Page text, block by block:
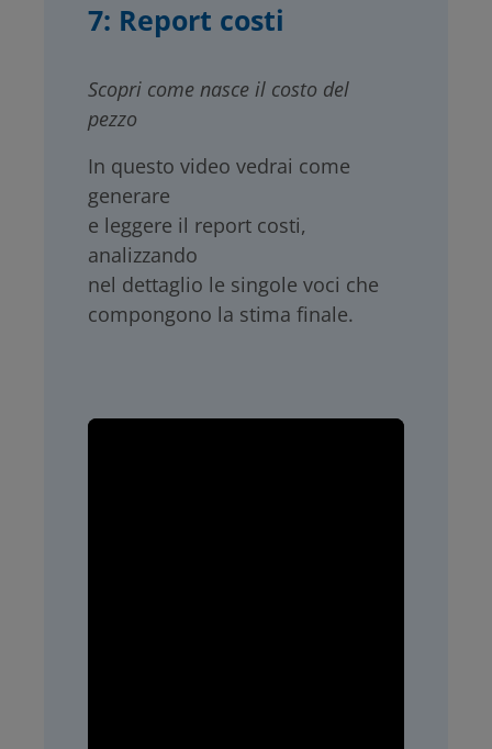
7: Report costi
Scopri come nasce il costo del
pezzo
In questo video vedrai come
generare
e leggere il report costi,
analizzando
nel dettaglio le singole voci che
compongono la stima finale.